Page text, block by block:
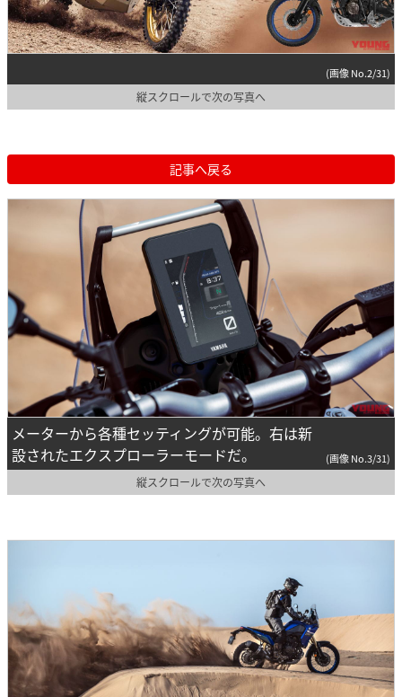
(画像 No.2/31)
縦スクロールで次の写真へ
記事へ戻る
メーターから各種セッティングが可能。右は新
設されたエクスプローラーモードだ。
(画像 No.3/31)
縦スクロールで次の写真へ